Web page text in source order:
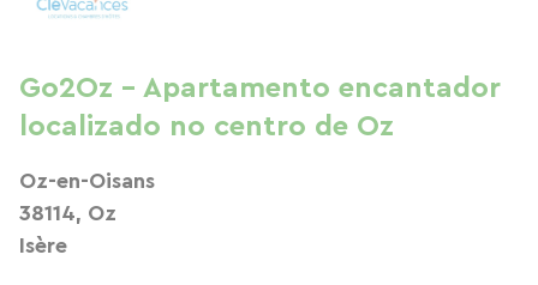
Go2Oz - Apartamento encantador
localizado no centro de Oz
Oz-en-Oisans
38114, Oz
Isère